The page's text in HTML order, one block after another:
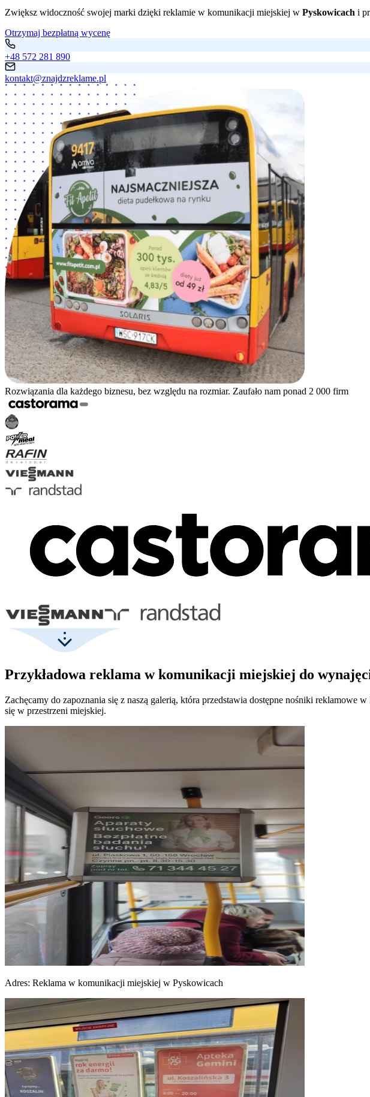
Zwiększ widoczność swojej marki dzięki reklamie w komunikacji miejskiej w Pyskowicach i
Otrzymaj bezpłatną wycenę
+48 572 281 890
kontakt@znajdzreklame.pl
Rozwiązania dla każdego biznesu, bez względu na rozmiar. Zaufało nam ponad 2 000 firm
Przykładowa reklama w komunikacji miejskiej do
Zachęcamy do zapoznania się z naszą galerią, która przedstawia dostępne nośniki reklamowe
się w przestrzeni miejskiej.
Adres: Reklama w komunikacji miejskiej w Pyskowicach